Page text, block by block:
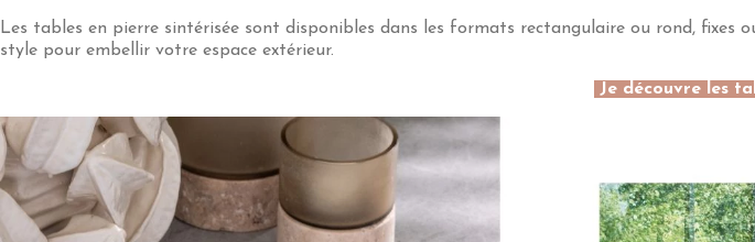
Les tables en pierre sintérisée sont disponibles dans les formats rectangulaire ou rond,
style pour embellir votre espace extérieur.
Je découvre les